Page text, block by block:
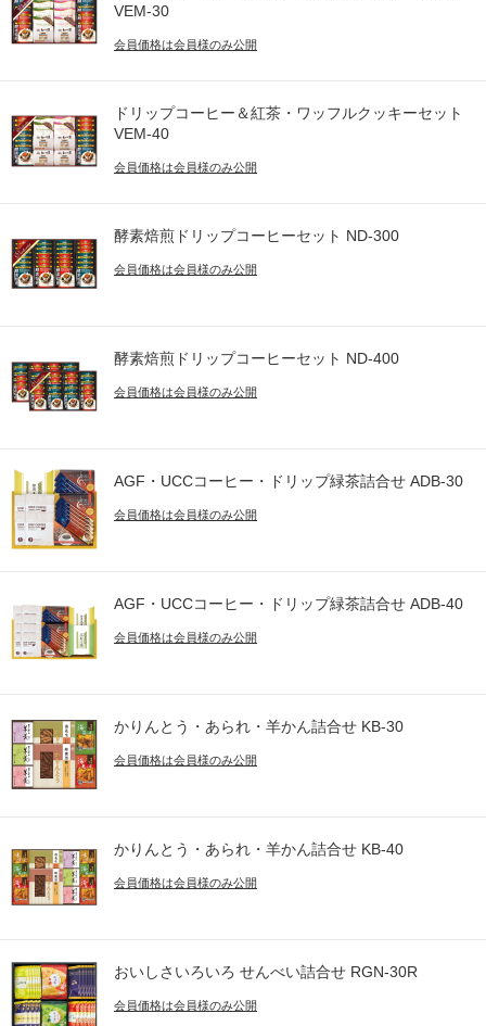
VEM-30
会員価格は会員様のみ公開
ドリップコーヒー＆紅茶・ワッフルクッキーセット
VEM-40
会員価格は会員様のみ公開
酵素焙煎ドリップコーヒーセット ND-300
会員価格は会員様のみ公開
酵素焙煎ドリップコーヒーセット ND-400
会員価格は会員様のみ公開
AGF・UCCコーヒー・ドリップ緑茶詰合せ ADB-30
会員価格は会員様のみ公開
AGF・UCCコーヒー・ドリップ緑茶詰合せ ADB-40
会員価格は会員様のみ公開
かりんとう・あられ・羊かん詰合せ KB-30
会員価格は会員様のみ公開
かりんとう・あられ・羊かん詰合せ KB-40
会員価格は会員様のみ公開
おいしさいろいろ せんべい詰合せ RGN-30R
会員価格は会員様のみ公開